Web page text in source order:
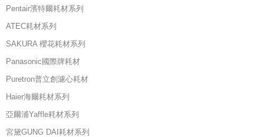
Pentair濱特爾耗材系列
ATEC耗材系列
SAKURA 櫻花耗材系列
Panasonic國際牌耗材
Puretron普立創濾心耗材
Haier海爾耗材系列
亞爾浦Yaffle耗材系列
宮黛GUNG DAI耗材系列